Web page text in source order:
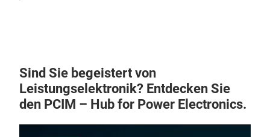
Sind Sie begeistert von
Leistungselektronik? Entdecken Sie
den PCIM – Hub for Power Electronics.